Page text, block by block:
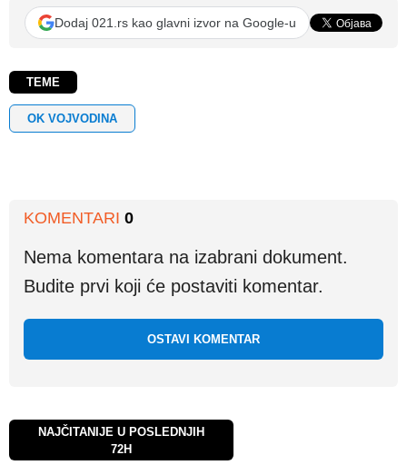
Dodaj 021.rs kao glavni izvor na Google-u
TEME
OK VOJVODINA
KOMENTARI 0
Nema komentara na izabrani dokument.
Budite prvi koji će postaviti komentar.
OSTAVI KOMENTAR
NAJČITANIJE U POSLEDNJIH
72H